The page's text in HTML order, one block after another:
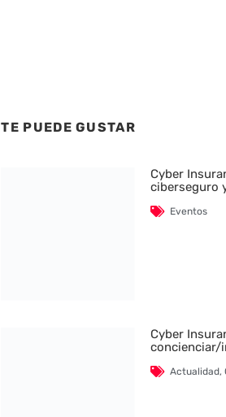
TE PUEDE GUSTAR
Cyber
ciberseguro
Eventos
Cyber
concienciar/
Actualidad,